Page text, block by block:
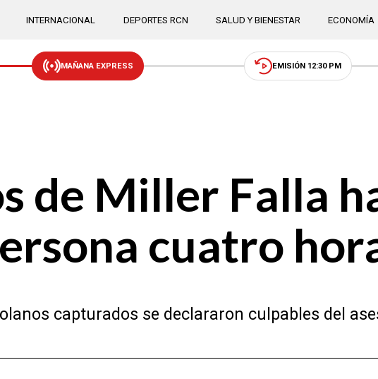
INTERNACIONAL DEPORTES RCN SALUD Y BIENESTAR ECONOMÍA
MAÑANA EXPRESS EMISIÓN 12:30 PM
de Miller Falla
cuatro
capturados se declararon culpables del